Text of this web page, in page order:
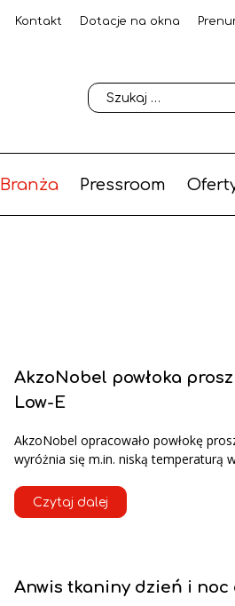
Kontakt Dotacje na okna
Branża Pressroom
AkzoNobel powłoka
Low-E
AkzoNobel opracowało powłokę
wyróżnia się m.in. niską temperaturą
Czytaj dalej
Anwis tkaniny dzień i